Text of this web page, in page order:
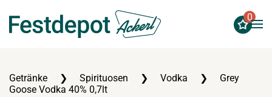
Zum Hauptinhalt springen
0
Getränke Spirituosen Vodka
Grey
Goose Vodka 40% 0,7lt